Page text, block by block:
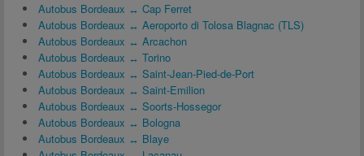
Autobus Bordeaux ↔ Cap Ferret
Autobus Bordeaux ↔ Aeroporto di Tolosa Blagnac (TLS)
Autobus Bordeaux ↔ Arcachon
Autobus Bordeaux ↔ Torino
Autobus Bordeaux ↔ Saint-Jean-Pied-de-Port
Autobus Bordeaux ↔ Saint-Emilion
Autobus Bordeaux ↔ Soorts-Hossegor
Autobus Bordeaux ↔ Bologna
Autobus Bordeaux ↔ Blaye